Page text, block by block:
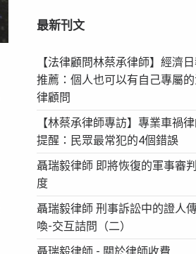
最新刊文
【法律顧問林蔡承律師】經濟
推薦：個人也可以有自己專屬
律顧問
【林蔡承律師專訪】專業車禍
提醒：民眾最常犯的4個錯誤
聶瑞毅律師 即將恢復的軍事審
度
聶瑞毅律師 刑事訴訟中的證人
喚-交互詰問（二）